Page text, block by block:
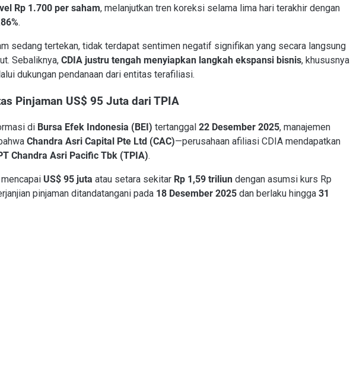
Rp 1.700 per saham, melanjutkan tren koreksi selama lima hari terakhir dengan
.
sedang tertekan, tidak terdapat sentimen negatif signifikan yang secara langsung
Sebaliknya, CDIA justru tengah menyiapkan langkah ekspansi bisnis, khususnya
dukungan pendanaan dari entitas terafiliasi.
Pinjaman US$ 95 Juta dari TPIA
di Bursa Efek Indonesia (BEI) tertanggal 22 Desember 2025, manajemen
Chandra Asri Capital Pte Ltd (CAC)—perusahaan afiliasi CDIA mendapatkan
Chandra Asri Pacific Tbk (TPIA).
US$ 95 juta atau setara sekitar Rp 1,59 triliun dengan asumsi kurs Rp
pinjaman ditandatangani pada 18 Desember 2025 dan berlaku hingga 31